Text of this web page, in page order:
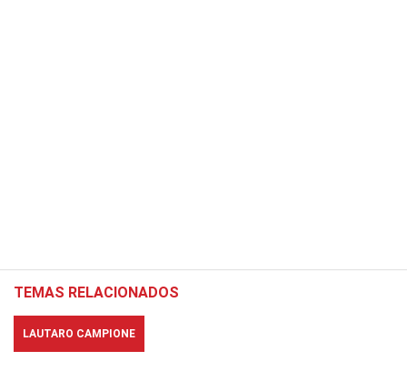
TEMAS RELACIONADOS
LAUTARO CAMPIONE